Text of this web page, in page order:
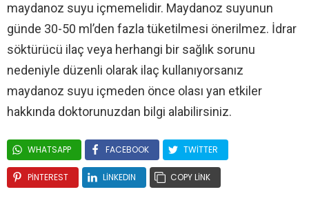
maydanoz suyu içmemelidir. Maydanoz suyunun
günde 30-50 ml’den fazla tüketilmesi önerilmez. İdrar
söktürücü ilaç veya herhangi bir sağlık sorunu
nedeniyle düzenli olarak ilaç kullanıyorsanız
maydanoz suyu içmeden önce olası yan etkiler
hakkında doktorunuzdan bilgi alabilirsiniz.
WHATSAPP FACEBOOK TWITTER
PINTEREST LINKEDIN COPY LINK